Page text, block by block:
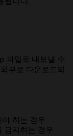
파일로 내보낼 수
부로 다운로드되
하는 경우
금지하는 경우